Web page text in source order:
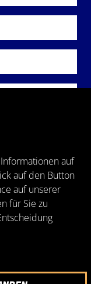
auf
auf den Button
auf unserer
für Sie zu
gelesen und